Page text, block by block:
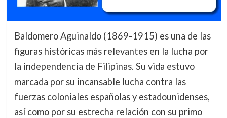
Baldomero Aguinaldo (1869-1915) es una de las
figuras históricas más relevantes en la lucha por
la independencia de Filipinas. Su vida estuvo
marcada por su incansable lucha contra las
fuerzas coloniales españolas y estadounidenses,
así como por su estrecha relación con su primo